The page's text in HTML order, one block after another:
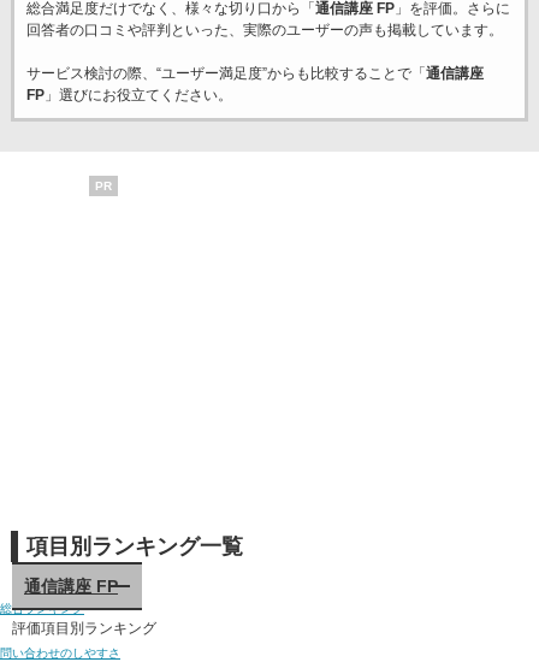
総合満足度だけでなく、様々な切り口から「 通信講座 FP」を評価。さらに
回答者の口コミや評判といった、実際のユーザーの声も掲載しています。
サービス検討の際、“ユーザー満足度”からも比較することで「 通信講座
FP」選びにお役立てください。
PR
項目別ランキング一覧
通信講座 FP
総合ランキング
評価項目別ランキング
問い合わせのしやすさ